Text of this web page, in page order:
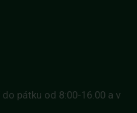
pátku od 8:00-16.00 a v